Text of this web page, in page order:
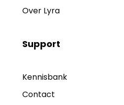
Over Lyra
Support
Kennisbank
Contact